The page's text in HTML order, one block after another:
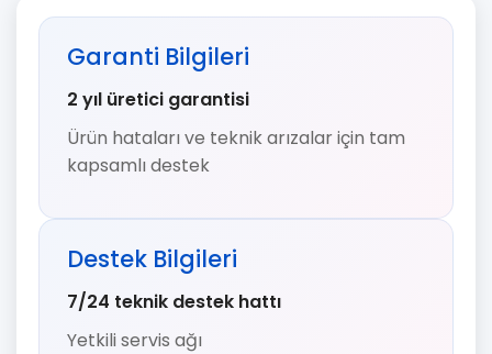
Garanti Bilgileri
2 yıl üretici garantisi
Ürün hataları ve teknik arızalar için tam
kapsamlı destek
Destek Bilgileri
7/24 teknik destek hattı
Yetkili servis ağı